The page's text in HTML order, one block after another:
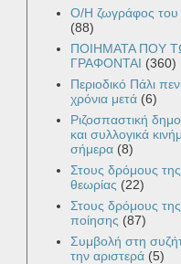
Ο/Η ζωγράφος του
(88)
ΠΟΙΗΜΑΤΑ ΠΟΥ
ΓΡΑΦΟΝΤΑΙ (360)
Περιοδικό Πάλι
χρόνια μετά (6)
Ριζοσπαστική
και συλλογικά
σήμερα (8)
Στους δρόμους της
θεωρίας (22)
Στους δρόμους της
ποίησης (87)
Συμβολή στη
την αριστερά (5)